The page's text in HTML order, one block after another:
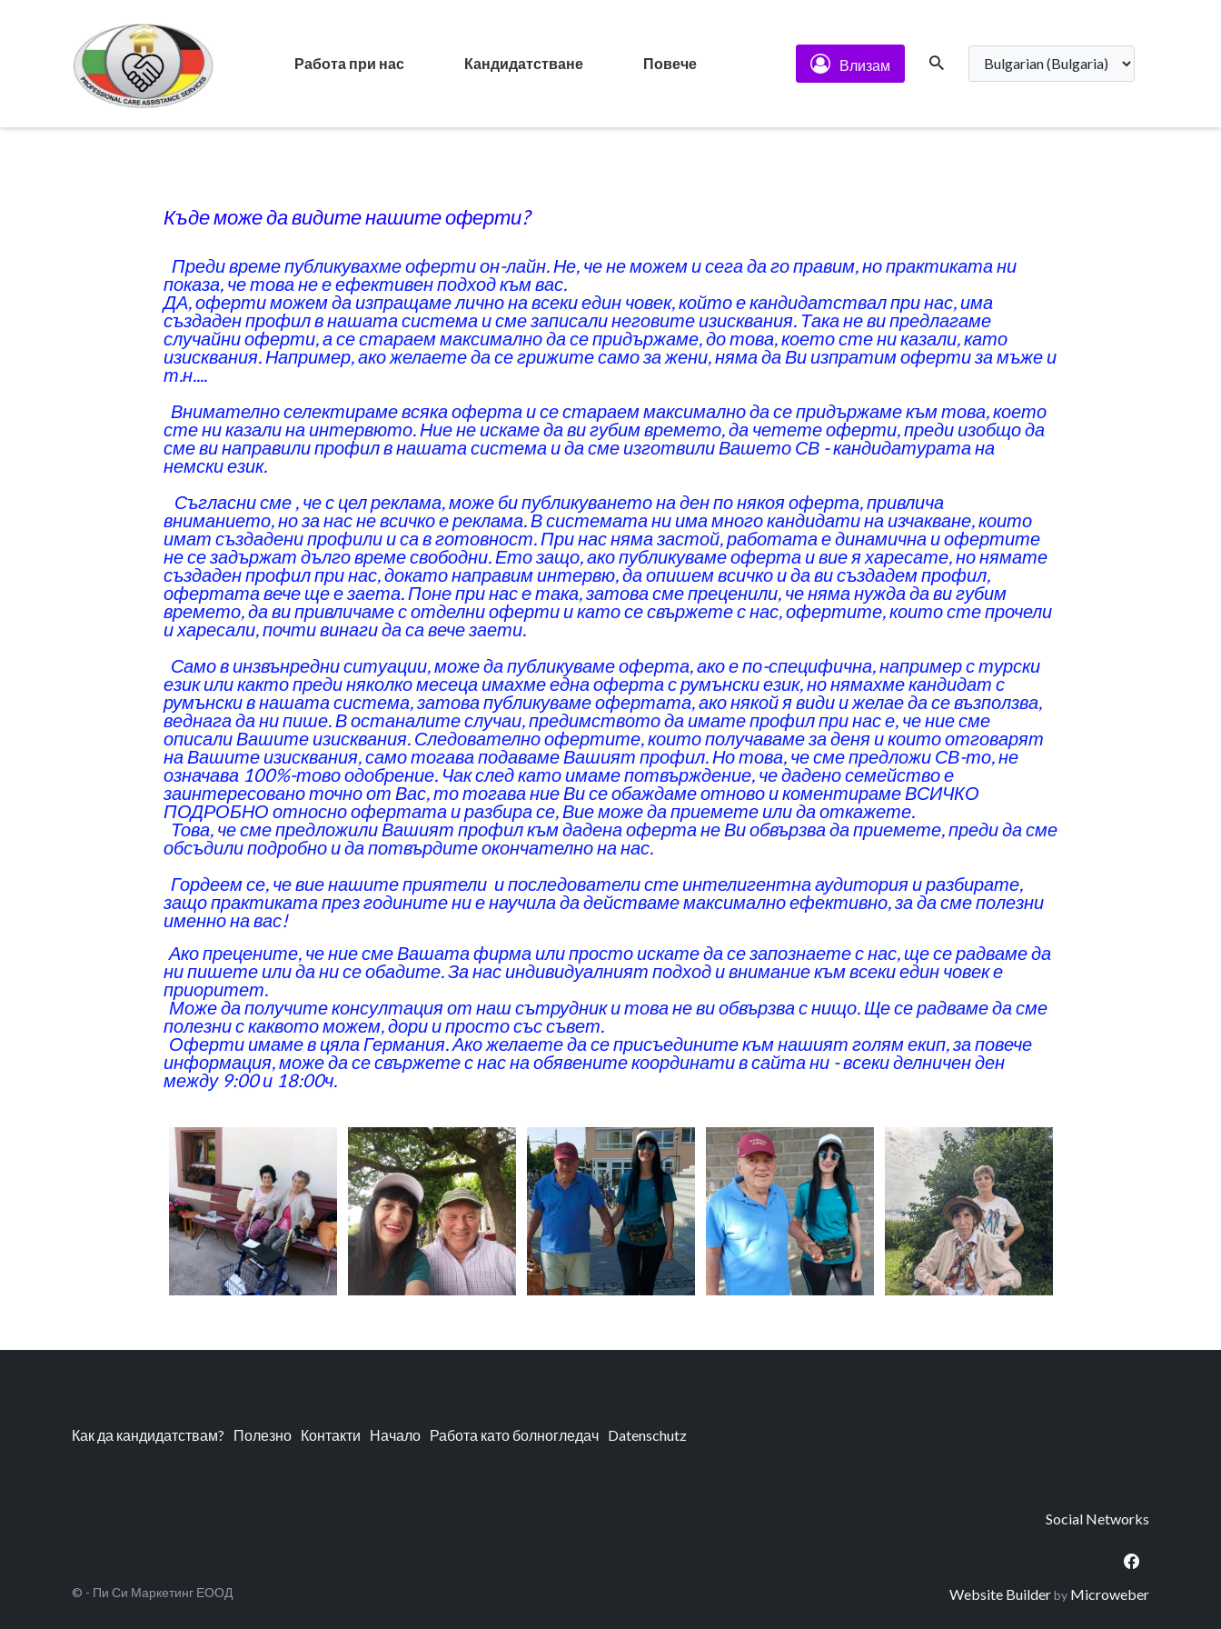
Работа при нас Кандидатстване Повече Влизам
Къде може да видите нашите оферти?
Преди време публикувахме оферти он-лайн. Не, че не можем и сега да го правим, но практиката ни
показа, че това не е ефективен подход към вас.
‌ДА, оферти можем да изпращаме лично на всеки един човек, който е кандидатствал при нас, има
създаден профил в нашата система и сме записали неговите изисквания. Така не ви предлагаме
случайни оферти, а се стараем максимално да се придържаме, до това, което сте ни казали, като
изисквания. Например, ако желаете да се грижите само за жени, няма да Ви изпратим оферти за мъже и
т.н....
‌ Внимателно селектираме всяка оферта и се стараем максимално да се придържаме към това, което
сте ни казали на интервюто. Ние не искаме да ви губим времето, да четете оферти, преди изобщо да
сме ви направили профил в нашата система и да сме изготвили Вашето СВ - кандидатурата на
немски език.
‌ Съгласни сме , че с цел реклама, може би публикуването на ден по някоя оферта, привлича
вниманието, но за нас не всичко е реклама. В системата ни има много кандидати на изчакване, които
имат създадени профили и са в готовност. При нас няма застой, работата е динамична и офертите
не се задържат дълго време свободни. Ето защо, ако публикуваме оферта и вие я харесате, но нямате
създаден профил при нас, докато направим интервю, да опишем всичко и да ви създадем профил,
офертата вече ще е заета. Поне при нас е така, затова сме преценили, че няма нужда да ви губим
времето, да ви привличаме с отделни оферти и като се свържете с нас, офертите, които сте прочели
и харесали, почти винаги да са вече заети.
‌ Само в инзвънредни ситуации, може да публикуваме оферта, ако е по-специфична, например с турски
език или както преди няколко месеца имахме една оферта с румънски език, но нямахме кандидат с
румънски в нашата система, затова публикуваме офертата, ако някой я види и желае да се възползва,
веднага да ни пише. В останалите случаи, предимството да имате профил при нас е, че ние сме
описали Вашите изисквания. Следователно офертите, които получаваме за деня и които отговарят
на Вашите изисквания, само тогава подаваме Вашият профил. Но това, че сме предложи СВ-то, не
означава 100%-тово одобрение. Чак след като имаме потвърждение, че дадено семейство е
заинтересовано точно от Вас, то тогава ние Ви се обаждаме отново и коментираме ВСИЧКО
ПОДРОБНО относно офертата и разбира се, Вие може да приемете или да откажете.
‌ Това, че сме предложили Вашият профил към дадена оферта не Ви обвързва да приемете, преди да сме
обсъдили подробно и да потвърдите окончателно на нас.
‌ Гордеем се, че вие нашите приятели и последователи сте интелигентна аудитория и разбирате,
защо практиката през годините ни е научила да действаме максимално ефективно, за да сме полезни
именно на вас!
‌Ако прецените, че ние сме Вашата фирма или просто искате да се запознаете с нас, ще се радваме да
ни пишете или да ни се обадите. За нас индивидуалният подход и внимание към всеки един човек е
приоритет.
Може да получите консултация от наш сътрудник и това не ви обвързва с нищо. Ще се радваме да сме
полезни с каквото можем, дори и просто със съвет.
Оферти имаме в цяла Германия. Ако желаете да се присъедините към нашият голям екип, за повече
информация, може да се свържете с нас на обявените координати в сайта ни - всеки делничен ден
между 9:00 и 18:00ч.
Как да кандидатствам? Полезно Контакти Начало Работа като болногледач Datenschutz
Social Networks
© - Пи Си Маркетинг ЕООД Website Builderby Microweber